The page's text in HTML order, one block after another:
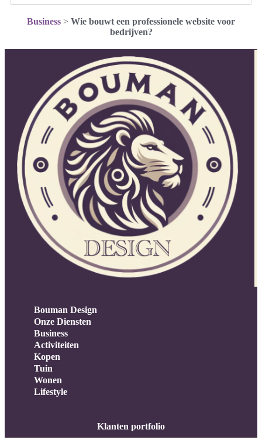
Business > Wie bouwt een professionele website voor
bedrijven?
Bouman Design
Onze Diensten
Business
Activiteiten
Kopen
Tuin
Wonen
Lifestyle
Klanten portfolio